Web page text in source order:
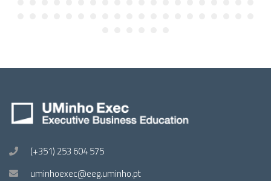
(+351) 253 604 575
uminhoexec@eeg.uminho.pt